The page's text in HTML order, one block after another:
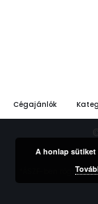
Cégajánlók
*ÁSZF-ben rögzített
A honlap sütiket